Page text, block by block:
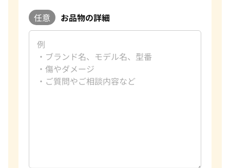
任意 お品物の詳細